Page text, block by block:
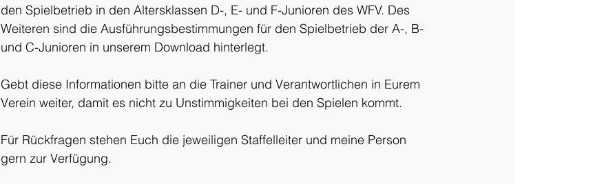
den Spielbetrieb in den Altersklassen D-, E- und F-Junioren des WFV. Des
Weiteren sind die Ausführungsbestimmungen für den Spielbetrieb der A-, B-
und C-Junioren in unserem Download hinterlegt.
Gebt diese Informationen bitte an die Trainer und Verantwortlichen in Eurem
Verein weiter, damit es nicht zu Unstimmigkeiten bei den Spielen kommt.
Für Rückfragen stehen Euch die jeweiligen Staffelleiter und meine Person
gern zur Verfügung.